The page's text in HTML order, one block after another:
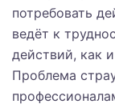
потребовать
ведёт к
действий, как
Проблема